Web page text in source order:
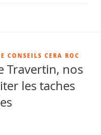
CONSEILS CERA ROC
Travertin, nos
les taches